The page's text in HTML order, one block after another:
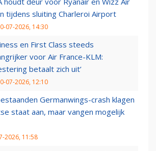
tijdens sluiting Charleroi Airport
07-2026, 14:30
en First Class steeds
voor Air France-KLM:
betaalt zich uit’
07-2026, 12:10
Germanwings-crash klagen
staat aan, maar vangen mogelijk
2026, 11:58